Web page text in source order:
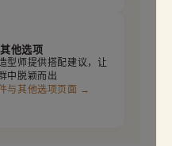
他选项
型师提供搭配建议，让
中脱颖而出
与其他选项页面 →